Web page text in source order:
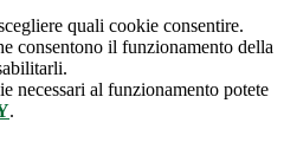
quali cookie consentire.
consentono il funzionamento della
necessari al funzionamento potete
.